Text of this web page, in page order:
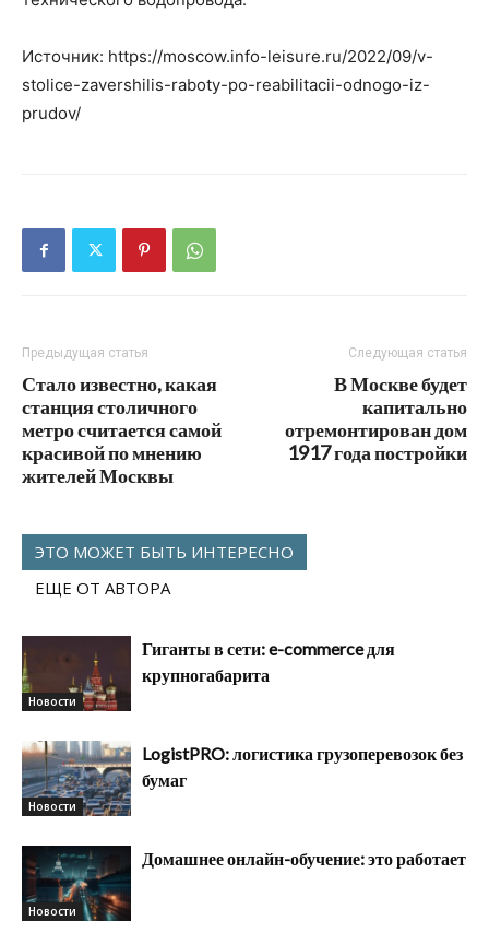
Источник: https://moscow.info-leisure.ru/2022/09/v-
stolice-zavershilis-raboty-po-reabilitacii-odnogo-iz-
prudov/
Предыдущая статья
Стало известно, какая
станция столичного
метро считается самой
красивой по мнению
жителей Москвы
Следующая статья
В Москве будет
капитально
отремонтирован дом
1917 года постройки
ЭТО МОЖЕТ БЫТЬ ИНТЕРЕСНО
ЕЩЕ ОТ АВТОРА
Новости
Гиганты в сети: e-commerce для
крупногабарита
Новости
LogistPRO: логистика грузоперевозок без
бумаг
Новости
Домашнее онлайн-обучение: это работает